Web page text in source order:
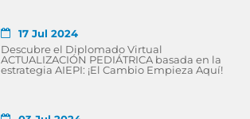
17 Jul 2024
Descubre el Diplomado Virtual
ACTUALIZACIÓN PEDIÁTRICA basada en la
estrategia AIEPI: ¡El Cambio Empieza Aquí!